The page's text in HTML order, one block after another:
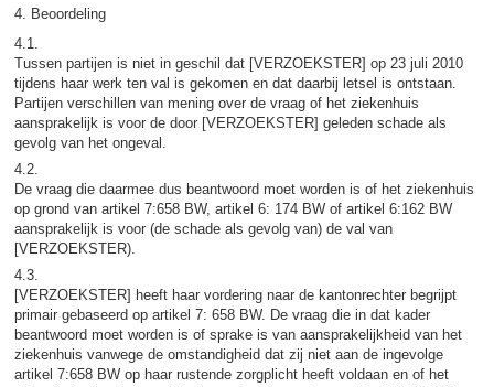
4. Beoordeling
4.1.
Tussen partijen is niet in geschil dat [VERZOEKSTER] op 23 juli 2010
tijdens haar werk ten val is gekomen en dat daarbij letsel is ontstaan.
Partijen verschillen van mening over de vraag of het ziekenhuis
aansprakelijk is voor de door [VERZOEKSTER] geleden schade als
gevolg van het ongeval.
4.2.
De vraag die daarmee dus beantwoord moet worden is of het ziekenhuis
op grond van artikel 7:658 BW, artikel 6: 174 BW of artikel 6:162 BW
aansprakelijk is voor (de schade als gevolg van) de val van
[VERZOEKSTER).
4.3.
[VERZOEKSTER] heeft haar vordering naar de kantonrechter begrijpt
primair gebaseerd op artikel 7: 658 BW. De vraag die in dat kader
beantwoord moet worden is of sprake is van aansprakelijkheid van het
ziekenhuis vanwege de omstandigheid dat zij niet aan de ingevolge
artikel 7:658 BW op haar rustende zorgplicht heeft voldaan en of het